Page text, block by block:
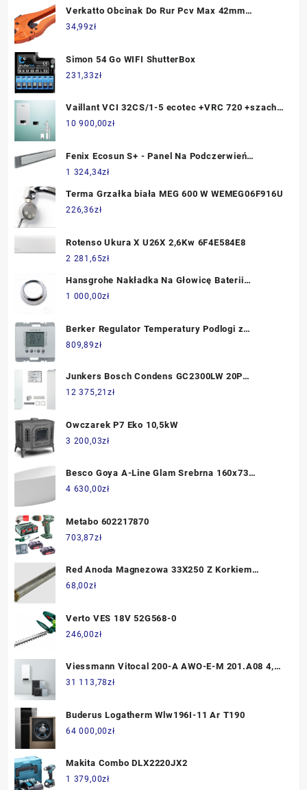
Verkatto Obcinak Do Rur Pcv Max 42mm
(VR4166)
34,99zł
Simon 54 Go WIFI ShutterBox
231,33zł
Vaillant VCI 32CS/1-5 ecotec +VRC 720 +szacht
0010043669 (10043669)
10 900,00zł
Fenix Ecosun S+ - Panel Na Podczerwień
Przemysłowy 1800W
1 324,34zł
Terma Grzałka biała MEG 600 W WEMEG06F916U
226,36zł
Rotenso Ukura X U26X 2,6Kw 6F4E584E8
2 281,65zł
Hansgrohe Nakładka Na Głowicę Baterii
96656000
1 000,00zł
Berker Regulator Temperatury Podlogi z
Wyświetlaczem K1 Biały (20447109 )
809,89zł
Junkers Bosch Condens GC2300LW 20P
Zasobnik 160B CW 400 + Zestaw Do Szachtu
12 375,21zł
Owczarek P7 Eko 10,5kW
3 200,03zł
Besco Goya A-Line Glam Srebrna 160x73
WA160GSB
4 630,00zł
Metabo 602217870
703,87zł
Red Anoda Magnezowa 33X250 Z Korkiem
Mosiężnym 5/4" (R472333250)
68,00zł
Verto VES 18V 52G568-0
246,00zł
Viessmann Vitocal 200-A AWO-E-M 201.A08 4,7-
8,5kW 220L (Z015806)
31 113,78zł
Buderus Logatherm Wlw196I-11 Ar T190
64 000,00zł
Makita Combo DLX2220JX2
1 379,00zł